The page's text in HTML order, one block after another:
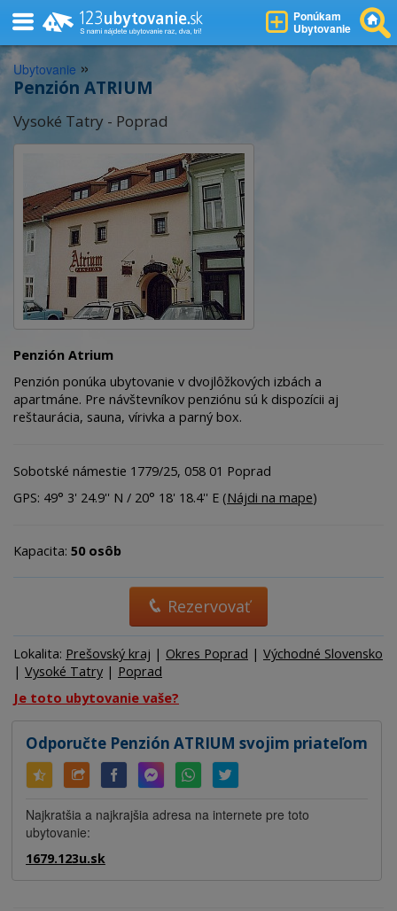
Ponúkam
Ubytovanie
Ubytovanie »
Penzión ATRIUM
Vysoké Tatry - Poprad
Penzión Atrium
Penzión ponúka ubytovanie v dvojlôžkových izbách a
apartmáne. Pre návštevníkov penziónu sú k dispozícii aj
reštaurácia, sauna, vírivka a parný box.
Sobotské námestie 1779/25, 058 01 Poprad
GPS: 49° 3' 24.9'' N / 20° 18' 18.4'' E (Nájdi na mape)
Kapacita: 50 osôb
Rezervovať
Lokalita: Prešovský kraj | Okres Poprad | Východné Slovensko
| Vysoké Tatry | Poprad
Je toto ubytovanie vaše?
Odporučte Penzión ATRIUM svojim priateľom
Najkratšia a najkrajšia adresa na internete pre toto
ubytovanie:
1679.123u.sk